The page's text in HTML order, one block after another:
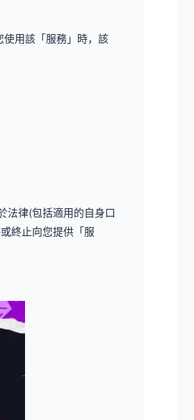
用該「服務」時，該
法律(包括適用的自身口
終止向您提供「服